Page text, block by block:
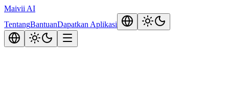
Maivii AI
TentangBantuanDapatkan Aplikasi